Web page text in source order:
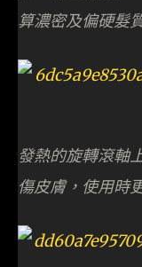
算濃密及偏硬髮
發熱的旋轉滾軸
傷皮膚，使用時